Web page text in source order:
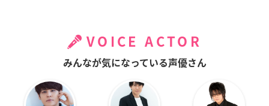
VOICE ACTOR
みんなが気になっている声優さん